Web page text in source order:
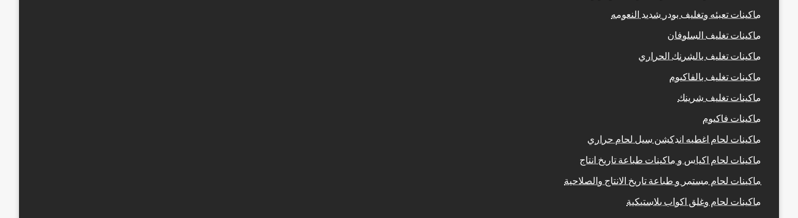
ماكينات تعبئه وتغليف بودر شديد النعومه
ماكينات تغليف السلوفان
ماكينات تغليف بالشرنك الحراري
ماكينات تغليف بالفاكيوم
ماكينات تغليف شرينك
ماكينات فاكيوم
ماكينات لحام اغطيه اندكشن سيل لحام حراري
ماكينات لحام اكياس و ماكينات طباعة تاريخ انتاج
ماكينات لحام مستمر و طباعة تاريخ الانتاج والصلاحية
ماكينات لحام وغلق اكواب بلاستيكية